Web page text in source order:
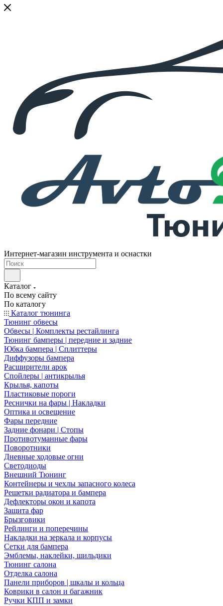
Интернет-магазин инструмента и оснастки
Каталог
По всему сайту
По каталогу
Каталог тюнинга
Тюнинг обвесы
Обвесы | Комплекты рестайлинга
Тюнинг бамперы | передние и задние
Юбка бампера | Сплиттеры
Диффузоры бампера
Расширители арок
Спойлеры | антикрылья
Крылья, капоты
Пластиковые пороги
Реснички на фары | Накладки
Оптика и освещение
Фары передние
Задние фонари | Стопы
Противотуманные фары
Поворотники
Дневные ходовые огни
Светодиоды
Внешний Тюнинг
Контейнеры и чехлы запасного колеса
Решетки радиатора и бампера
Дефлекторы окон и капота
Защита фар
Брызговики
Рейлинги и поперечины
Накладки на зеркала и корпусы
Сетки для бампера
Эмблемы, наклейки, шильдики
Тюнинг салона
Отделка салона
Панели приборов | шкалы и кольца
Коврики в салон и багажник
Ручки КПП и замки